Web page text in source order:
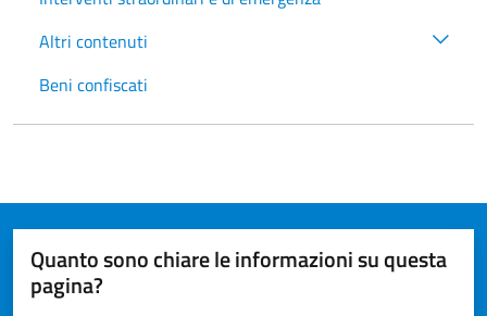
Altri contenuti
Beni confiscati
Quanto sono chiare le informazioni su questa
pagina?